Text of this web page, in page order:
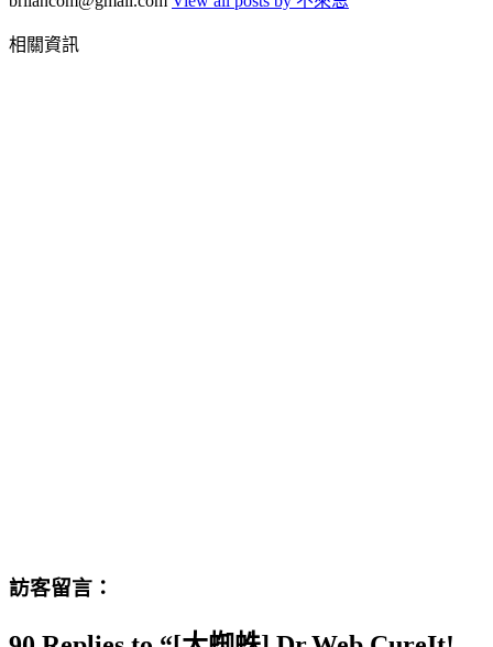
相關資訊
訪客留言：